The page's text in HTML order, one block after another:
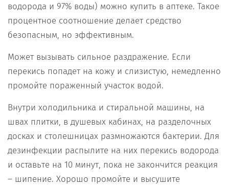
водорода и 97% воды) можно купить в аптеке. Такое
процентное соотношение делает средство
безопасным, но эффективным.
Может вызывать сильное раздражение. Если
перекись попадет на кожу и слизистую, немедленно
промойте пораженный участок водой.
Внутри холодильника и стиральной машины, на
швах плитки, в душевых кабинах, на разделочных
досках и столешницах размножаются бактерии. Для
дезинфекции распылите на них перекись водорода
и оставьте на 10 минут, пока не закончится реакция
– шипение. Хорошо промойте и высушите